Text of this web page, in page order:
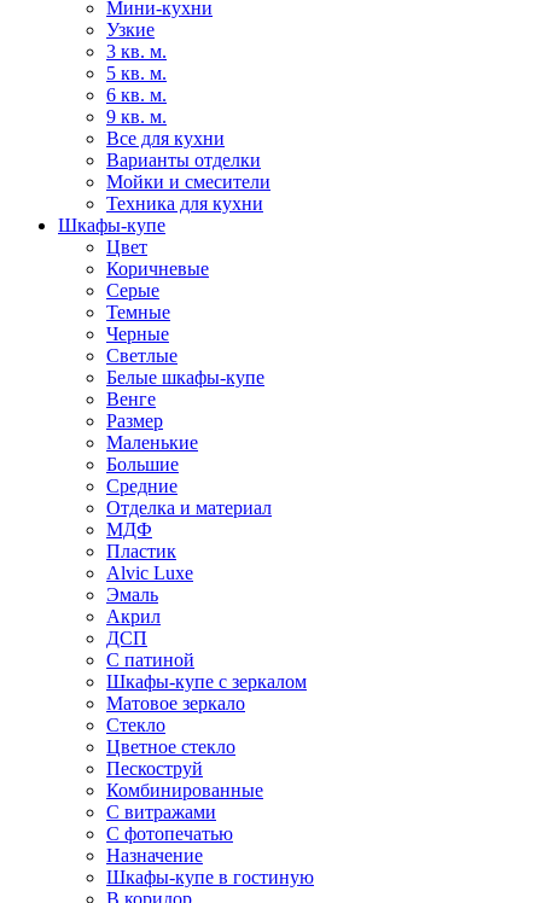
Мини-кухни
Узкие
3 кв. м.
5 кв. м.
6 кв. м.
9 кв. м.
Все для кухни
Варианты отделки
Мойки и смесители
Техника для кухни
Шкафы-купе
Цвет
Коричневые
Серые
Темные
Черные
Светлые
Белые шкафы-купе
Венге
Размер
Маленькие
Большие
Средние
Отделка и материал
МДФ
Пластик
Alvic Luxe
Эмаль
Акрил
ДСП
С патиной
Шкафы-купе с зеркалом
Матовое зеркало
Стекло
Цветное стекло
Пескоструй
Комбинированные
С витражами
С фотопечатью
Назначение
Шкафы-купе в гостиную
В коридор